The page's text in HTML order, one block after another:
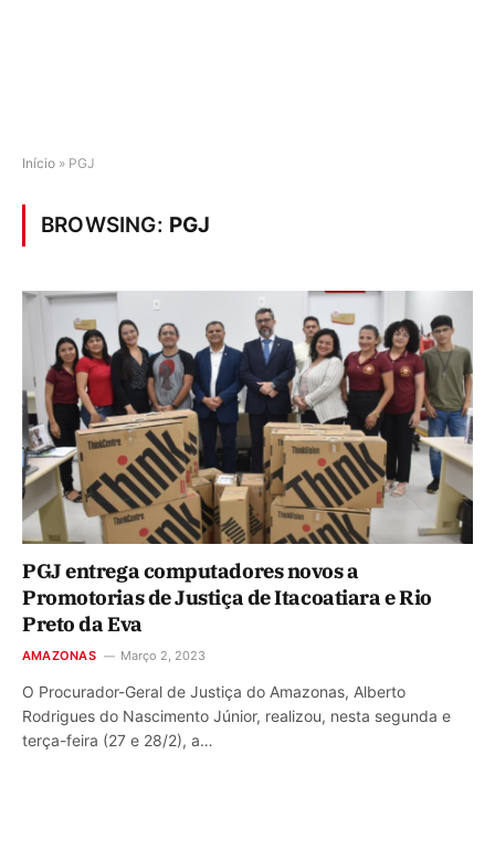
Início » PGJ
BROWSING: PGJ
PGJ entrega computadores novos a
Promotorias de Justiça de Itacoatiara e Rio
Preto da Eva
AMAZONAS Março 2, 2023
O Procurador-Geral de Justiça do Amazonas, Alberto
Rodrigues do Nascimento Júnior, realizou, nesta segunda e
terça-feira (27 e 28/2), a…